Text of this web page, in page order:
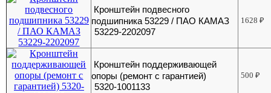
Кронштейн подвесного
подшипника 53229 / ПАО КАМАЗ
53229-2202097
1628₽
Кронштейн поддерживающей
опоры (ремонт с гарантией)
5320-1001133
500₽